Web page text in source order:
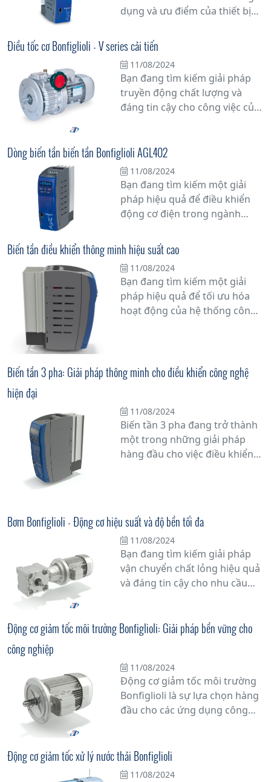
năng lượng.
dụng và ưu điểm của thiết bị
tôi sẽ cung cấp cho bạn những
thông tin cần biết về biến tần
để bạn có cái nhìn tổng quan
và chi tiết nhất.
Điều tốc cơ Bonfiglioli - V series cải tiến
11/08/2024
Bạn đang tìm kiếm giải pháp
truyền động chất lượng và
đáng tin cậy cho công việc của
một sự cải tiến đột phá trong
ngành công nghiệp truyền
động cơ khí.
Dòng biến tần biến tần Bonfiglioli AGL402
11/08/2024
Bạn đang tìm kiếm một giải
pháp hiệu quả để điều khiển
động cơ điện trong ngành
dòng biến tần Bonfiglioli
AGL402 - sự kết hợp hoàn hảo
giữa công nghệ tiên tiến và độ
tin cậy vững chắc của thương
hiệu Bonfiglioli.
Biến tần điều khiển thông minh hiệu suất cao
11/08/2024
Bạn đang tìm kiếm một giải
pháp hiệu quả để tối ưu hóa
hoạt động của hệ thống công
cao từ Bonfiglioli, phân phối
bởi Tân Đạt Thắng. Đây là một
giúp điều khiển tốc độ và mô-
men của động cơ điện một
cách chính xác và linh hoạt.
Biến tần 3 pha: Giải pháp thông minh cho điều khiển công nghệ
hiện đại
11/08/2024
Biến tần 3 pha đang trở thành
một trong những giải pháp
hàng đầu cho việc điều khiển
cách linh hoạt và chính xác,
biến tần 3 pha không chỉ giúp
tối ưu hóa hiệu suất hoạt động
mà còn tiết kiệm năng lượng
đáng kể.
Bơm Bonfiglioli - Động cơ hiệu suất và độ bền tối đa
11/08/2024
Bạn đang tìm kiếm giải pháp
vận chuyển chất lỏng hiệu quả
và đáng tin cậy cho nhu cầu
pháp đa dạng và tiên tiến cho
Động cơ giảm tốc môi trường Bonfiglioli: Giải pháp bền vững cho
công nghiệp
11/08/2024
Động cơ giảm tốc môi trường
Bonfiglioli là sự lựa chọn hàng
đầu cho các ứng dụng công
nghệ tiên tiến và chất lượng
vượt trội, sản phẩm này mang
Động cơ giảm tốc xử lý nước thải Bonfiglioli
11/08/2024